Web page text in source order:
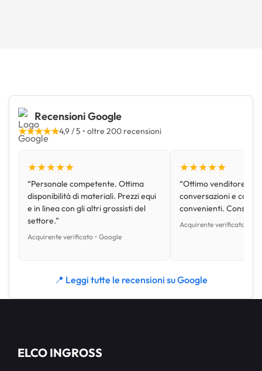
Recensioni Google
★★★★★4,9 / 5 • oltre 200 recensioni
★★★★★
“Personale competente. Ottima
disponibilità di materiali. Prezzi equi
e in linea con gli altri grossisti del
settore.”
Acquirente verificato • Google
★★★★★
“Ottimo venditore,
conversazioni e con
convenienti.
Acquirente verificato •
📍 Leggi tutte le recensioni su Google
ELCO INGROSS